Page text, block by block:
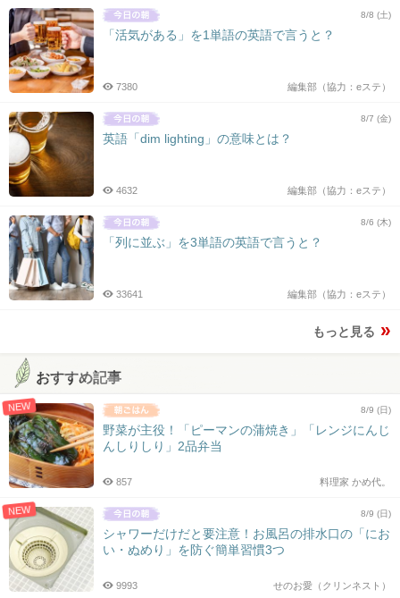
8/8 (土)
「活気がある」を1単語の英語で言うと？
編集部（協力：eステ）
7380
8/7 (金)
英語「dim lighting」の意味とは？
編集部（協力：eステ）
4632
8/6 (木)
「列に並ぶ」を3単語の英語で言うと？
編集部（協力：eステ）
33641
もっと見る
おすすめ記事
NEW 8/9 (日)
野菜が主役！「ピーマンの蒲焼き」「レンジにんじ
んしりしり」2品弁当
料理家 かめ代。
857
NEW 8/9 (日)
シャワーだけだと要注意！お風呂の排水口の「にお
い・ぬめり」を防ぐ簡単習慣3つ
せのお愛（クリンネスト）
9993